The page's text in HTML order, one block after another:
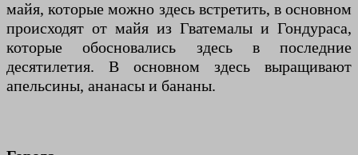
майя, которые можно здесь встретить, в основном
происходят от майя из Гватемалы и Гондураса,
которые обосновались здесь в последние
десятилетия. В основном здесь выращивают
апельсины, ананасы и бананы.